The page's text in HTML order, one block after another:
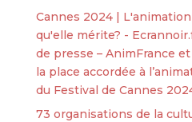
Cannes 2024 |
qu'elle mérite? -
de presse – AnimFrance
la place accordée à
du Festival de Cannes
73 organisations de la